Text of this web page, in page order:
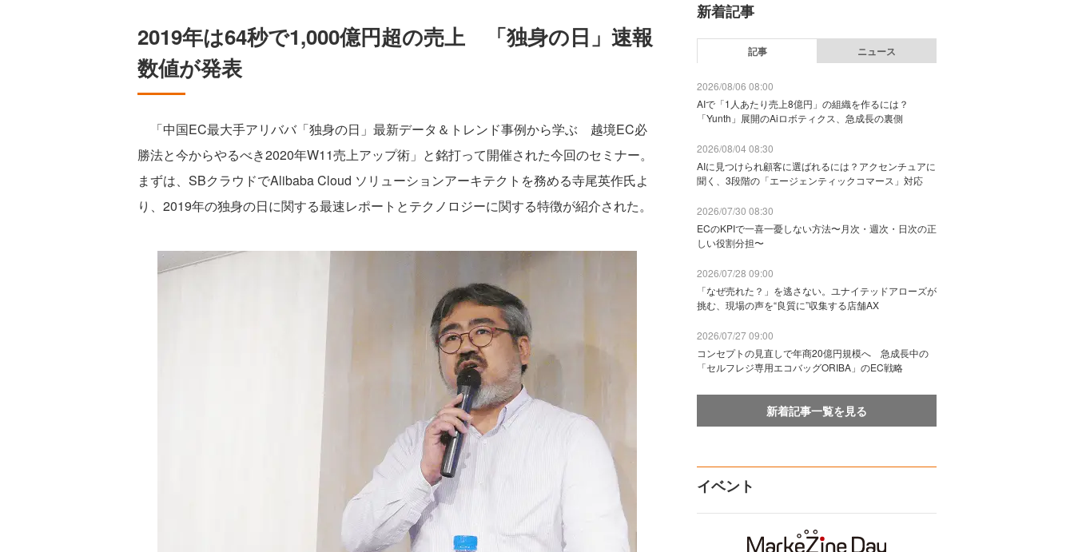
2019年は64秒で1,000億円超の売上 「独身の日」速報
数値が発表
「中国EC最大手アリババ「独身の日」最新データ＆トレンド事例から学ぶ 越境EC必
勝法と今からやるべき2020年W11売上アップ術」と銘打って開催された今回のセミナー。
まずは、SBクラウドでAlibaba Cloud ソリューションアーキテクトを務める寺尾英作氏よ
り、2019年の独身の日に関する最速レポートとテクノロジーに関する特徴が紹介された。
新着記事
記事 ニュース
2026/08/06 08:00
AIで「1人あたり売上8億円」の組織を作るには？
「Yunth」展開のAiロボティクス、急成長の裏側
2026/08/04 08:30
AIに見つけられ顧客に選ばれるには？アクセンチュアに
聞く、3段階の「エージェンティックコマース」対応
2026/07/30 08:30
ECのKPIで一喜一憂しない方法〜月次・週次・日次の正
しい役割分担〜
2026/07/28 09:00
「なぜ売れた？」を逃さない。ユナイテッドアローズが
挑む、現場の声を“良質に”収集する店舗AX
2026/07/27 09:00
コンセプトの見直しで年商20億円規模へ 急成長中の
「セルフレジ専用エコバッグORIBA」のEC戦略
新着記事一覧を見る
イベント